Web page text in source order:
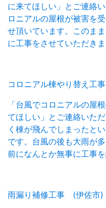
に来てほしい」とご連絡
ロニアルの屋根が被害を
せ頂いています。このま
に工事をさせていただきま
コロニアル棟やり替え工
「台風でコロニアルの屋
てほしい」とご連絡いた
く棟が飛んでしまったと
です。台風の後も大雨が
前になんとか無事に工事
雨漏り補修工事 (伊佐市)